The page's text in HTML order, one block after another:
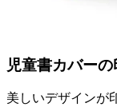
児童書カバー
美しいデザインが